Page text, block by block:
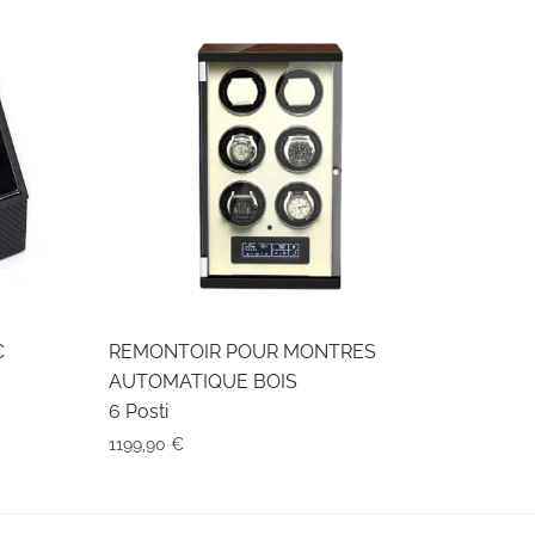
REMONTOIR POUR MONTRES
AUTOMATIQUE BOIS
6 Posti
1199,90 €